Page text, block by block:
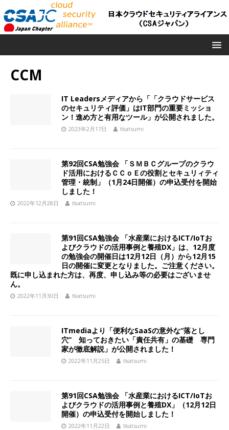
CCM
IT Leadersメディアから「「クラウドサービス
のセキュリティ評価」はIT部門の重要ミッショ
ン！進め方と有用なツール」が公開されました。
2023年2月17日 tkatsumi
第92回CSA勉強会 「ＳＭＢＣグループのクラウ
ド活用におけるＣＣｏＥの役割とセキュリィティ
管理・統制」（1月24日開催）の申込受付を開始
しました！
2022年12月28日 tkatsumi
第91回CSA勉強会 「水産業におけるICT/IoTお
よびクラウドの活用事例と養殖DX」は、12月度
の勉強会の開催日は12月12日（月）から12月15
日の開催に変更となりました。ご注意ください。
既に申し込まれた方は、再度、申し込み等の必要はございませ
ん。
2022年11月30日 tkatsumi
ITmediaより「便利なSaaSの意外な“落とし
穴” 知っておきたい「責任共有」の基礎 専門
家が徹底解説」が公開されました！
2022年11月25日 tkatsumi
第91回CSA勉強会 「水産業におけるICT/IoTお
よびクラウドの活用事例と養殖DX」（12月12日
開催）の申込受付を開始しました！
2022年11月22日 tkatsumi